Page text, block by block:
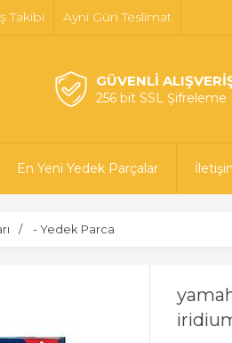
Takibi Ayni Gün Teslimat
GÜVENLİ
256 bit SSL Şifreleme
En Yeni Yedek Parçalar
- Yedek Parca